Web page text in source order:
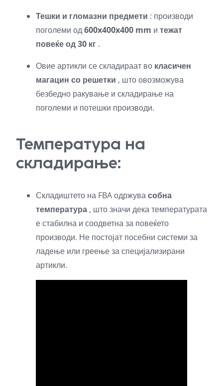
Тешки и гломазни предмети : производи
поголеми од600x400x400 mm и тежат
повеќе од 30 кг .
Овие артикли се складираат во класичен
магацин со решетки , што овозможува
безбедно ракување и складирање на
поголеми и потешки производи.
Температура на
складирање:
Складиштето на FBA одржувасобна
температура , што значи дека температурата
е стабилна и соодветна за повеќето
производи. Не постојат посебни системи за
ладење или греење за специјализирани
артикли.